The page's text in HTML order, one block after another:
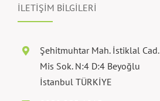
İLETİŞİM BİLGİLERİ
Şehitmuhtar Mah. İstiklal Cad.
Mis Sok. N:4 D:4 Beyoğlu
İstanbul TÜRKİYE